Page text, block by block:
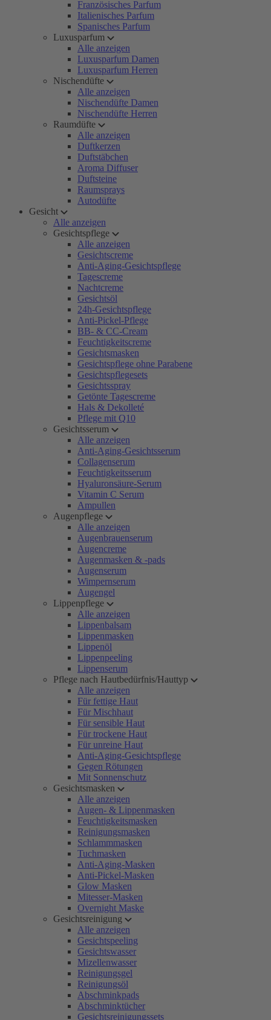
Französisches Parfum
Italienisches Parfum
Spanisches Parfum
Luxusparfum
Alle anzeigen
Luxusparfum Damen
Luxusparfum Herren
Nischendüfte
Alle anzeigen
Nischendüfte Damen
Nischendüfte Herren
Raumdüfte
Alle anzeigen
Duftkerzen
Duftstäbchen
Aroma Diffuser
Duftsteine
Raumsprays
Autodüfte
Gesicht
Alle anzeigen
Gesichtspflege
Alle anzeigen
Gesichtscreme
Anti-Aging-Gesichtspflege
Tagescreme
Nachtcreme
Gesichtsöl
24h-Gesichtspflege
Anti-Pickel-Pflege
BB- & CC-Cream
Feuchtigkeitscreme
Gesichtsmasken
Gesichtspflege ohne Parabene
Gesichtspflegesets
Gesichtsspray
Getönte Tagescreme
Hals & Dekolleté
Pflege mit Q10
Gesichtsserum
Alle anzeigen
Anti-Aging-Gesichtsserum
Collagenserum
Feuchtigkeitsserum
Hyaluronsäure-Serum
Vitamin C Serum
Ampullen
Augenpflege
Alle anzeigen
Augenbrauenserum
Augencreme
Augenmasken & -pads
Augenserum
Wimpernserum
Augengel
Lippenpflege
Alle anzeigen
Lippenbalsam
Lippenmasken
Lippenöl
Lippenpeeling
Lippenserum
Pflege nach Hautbedürfnis/Hauttyp
Alle anzeigen
Für fettige Haut
Für Mischhaut
Für sensible Haut
Für trockene Haut
Für unreine Haut
Anti-Aging-Gesichtspflege
Gegen Rötungen
Mit Sonnenschutz
Gesichtsmasken
Alle anzeigen
Augen- & Lippenmasken
Feuchtigkeitsmasken
Reinigungsmasken
Schlammmasken
Tuchmasken
Anti-Aging-Masken
Anti-Pickel-Masken
Glow Masken
Mitesser-Masken
Overnight Maske
Gesichtsreinigung
Alle anzeigen
Gesichtspeeling
Gesichtswasser
Mizellenwasser
Reinigungsgel
Reinigungsöl
Abschminkpads
Abschminktücher
Gesichtsreinigungssets